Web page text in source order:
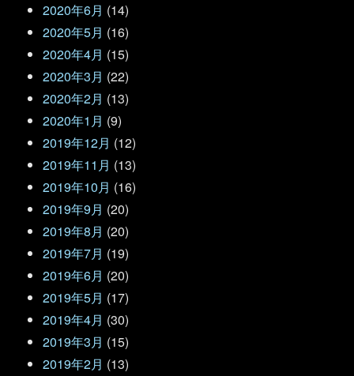
2020年6月 (14)
2020年5月 (16)
2020年4月 (15)
2020年3月 (22)
2020年2月 (13)
2020年1月 (9)
2019年12月 (12)
2019年11月 (13)
2019年10月 (16)
2019年9月 (20)
2019年8月 (20)
2019年7月 (19)
2019年6月 (20)
2019年5月 (17)
2019年4月 (30)
2019年3月 (15)
2019年2月 (13)